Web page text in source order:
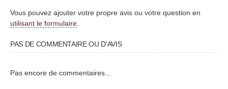
Vous pouvez ajouter votre propre avis ou votre question en
utilisant le formulaire
PAS DE COMMENTAIRE OU D'AVIS
Pas encore de commentaires...